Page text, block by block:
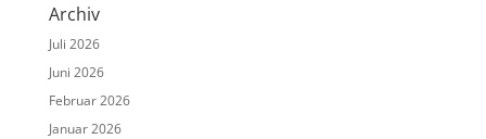
Archiv
Juli 2026
Juni 2026
Februar 2026
Januar 2026